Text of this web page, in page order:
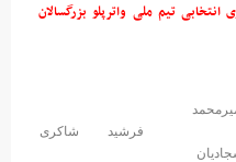
تیم ملی واترپلو بزرگسالان
فرشید شاکری